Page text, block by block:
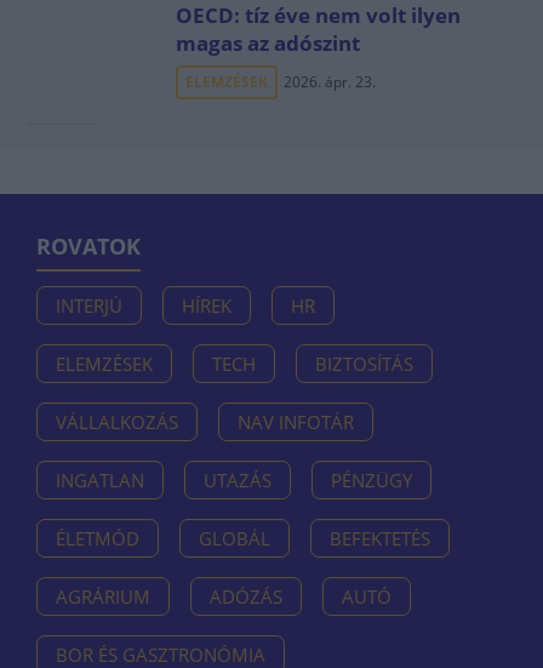
OECD: tíz éve nem volt ilyen
magas az adószint
ELEMZÉSEK 2026. ápr. 23.
ROVATOK
INTERJÚ HÍREK HR
ELEMZÉSEK TECH BIZTOSÍTÁS
VÁLLALKOZÁS NAV INFOTÁR
INGATLAN UTAZÁS PÉNZÜGY
ÉLETMÓD GLOBÁL BEFEKTETÉS
AGRÁRIUM ADÓZÁS AUTÓ
BOR ÉS GASZTRONÓMIA